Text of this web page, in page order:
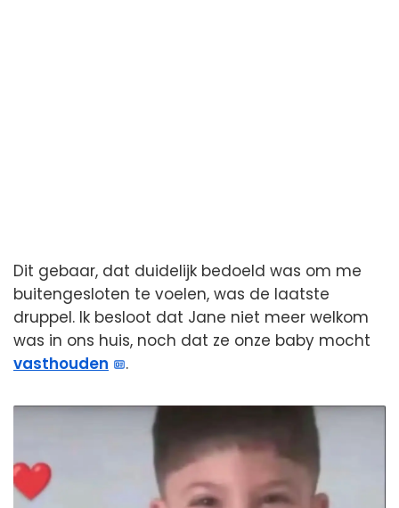
Dit gebaar, dat duidelijk bedoeld was om me
buitengesloten te voelen, was de laatste
druppel. Ik besloot dat Jane niet meer welkom
was in ons huis, noch dat ze onze baby mocht
vasthouden
.